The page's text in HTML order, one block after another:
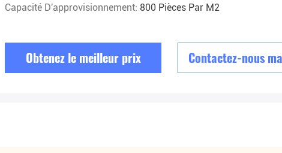
Capacité D'approvisionnement: 800 Pièces Par M2
Obtenez le meilleur prix Contactez-nous